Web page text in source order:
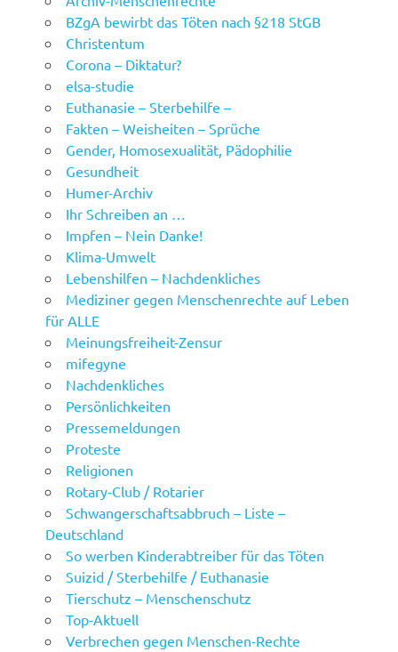
BZgA bewirbt das Töten nach §218 StGB
Christentum
Corona – Diktatur?
elsa-studie
Euthanasie – Sterbehilfe –
Fakten – Weisheiten – Sprüche
Gender, Homosexualität, Pädophilie
Gesundheit
Humer-Archiv
Ihr Schreiben an …
Impfen – Nein Danke!
Klima-Umwelt
Lebenshilfen – Nachdenkliches
Mediziner gegen Menschenrechte auf Leben
für ALLE
Meinungsfreiheit-Zensur
mifegyne
Nachdenkliches
Persönlichkeiten
Pressemeldungen
Proteste
Religionen
Rotary-Club / Rotarier
Schwangerschaftsabbruch – Liste –
Deutschland
So werben Kinderabtreiber für das Töten
Suizid / Sterbehilfe / Euthanasie
Tierschutz – Menschenschutz
Top-Aktuell
Verbrechen gegen Menschen-Rechte